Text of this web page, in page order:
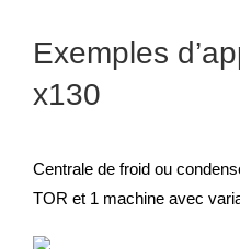
Exemples
x130
Centrale de froid ou
TOR et 1 machine avec